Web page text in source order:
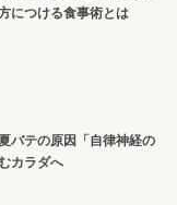
につける食事術とは
バテの原因「自律神経の
カラダへ